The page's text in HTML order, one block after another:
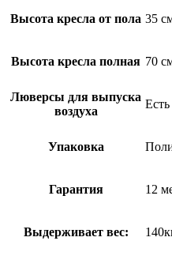
Высота кресла от пола 35
Высота кресла полная 70
Люверсы для выпуска
воздуха
Есть
Упаковка
Гарантия 12
Выдерживает вес: